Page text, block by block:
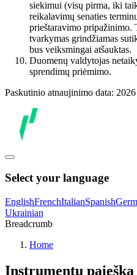
siekimui (visų pirma, iki
reikalavimų senaties
prieštaravimo pripažinimo.
tvarkymas grindžiamas
bus veiksmingai atšauktas.
Duomenų valdytojas
sprendimų priėmimo.
Paskutinio atnaujinimo data:
Select your language
EnglishFrenchItalianSpanish
Ukrainian
Breadcrumb
Home
Instrumentų paieška